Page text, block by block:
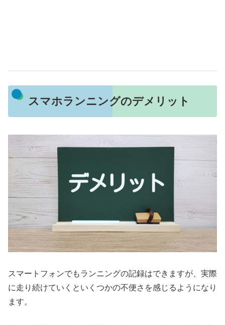
スマホランニングのデメリット
スマートフォンでもランニングの記録はできますが、実際
に走り続けていくといくつかの不便さを感じるようになり
ます。